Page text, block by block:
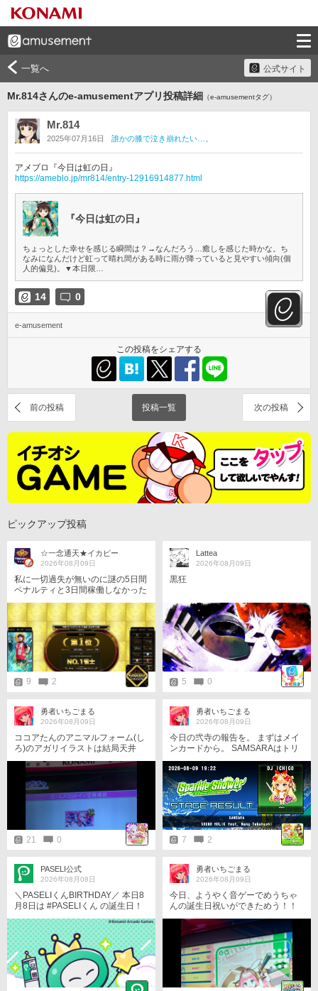
一覧へ 公式サイト
Mr.814さんのe-amusementアプリ投稿詳細 （e-amusementタグ）
Mr.814
2025年07月16日 誰かの膝で泣き崩れたい…。
https://ameblo.jp/mr814/entry-12916914877.html
『今日は虹の日』
ちょっとした幸せを感じる瞬間は？→なんだろう…癒しを感じた時かな。ち
なみになんだけど虹って晴れ間がある時に雨が降っていると見やすい傾向(個
人的偏見)。▼本日限…
14 0
e-amusement
この投稿をシェアする
前の投稿 投稿一覧 次の投稿
ピックアップ投稿
☆一念通天★イカピー
2026年08月09日
私に一切過失が無いのに謎の5日間
ペナルティと3日間稼働しなかった
ので金曜日久しぶりに稼働してみ
た😃⤴️ 先日苦情問い合わせメール
しましたが KONAMIの内部統制が
しっかり機能しているか回答を 持
って判断していきたいと思いま
す…
9 2
Lattea
2026年08月09日
黒狂
5 0
勇者いちごまる
2026年08月09日
ココアたんのアニマルフォーム(し
ろ)のアガリイラストは結局天井
21 0
勇者いちごまる
2026年08月09日
今日の弐寺の報告を。 まずはメイ
ンカードから。 SAMSARAはトリ
7 2
PASELI公式
2026年08月08日
＼PASELIくんBIRTHDAY／ 本日8
月8日は #PASELIくん の誕生日！
ユーザーさん！いつもありがと
う！ 誕生日を記念して、壁紙を配
布中！ ぜひ、チェックしてみて
ね！ https://p.eagate.573.jp/game/
paseli/paseli-kun/comic/archive/09
7.html #PASELIくんのPaySmartEn
joyLife #パセリくん
勇者いちごまる
2026年08月09日
今日、ようやく音ゲーでめうちゃ
んの誕生日祝いができためう！！
めうちゃん、遅くなったけど誕生
日おめでとうめう！！ 🐇🥕 今後
は、ボンガやMFGにも参戦してほ
しいめう！！